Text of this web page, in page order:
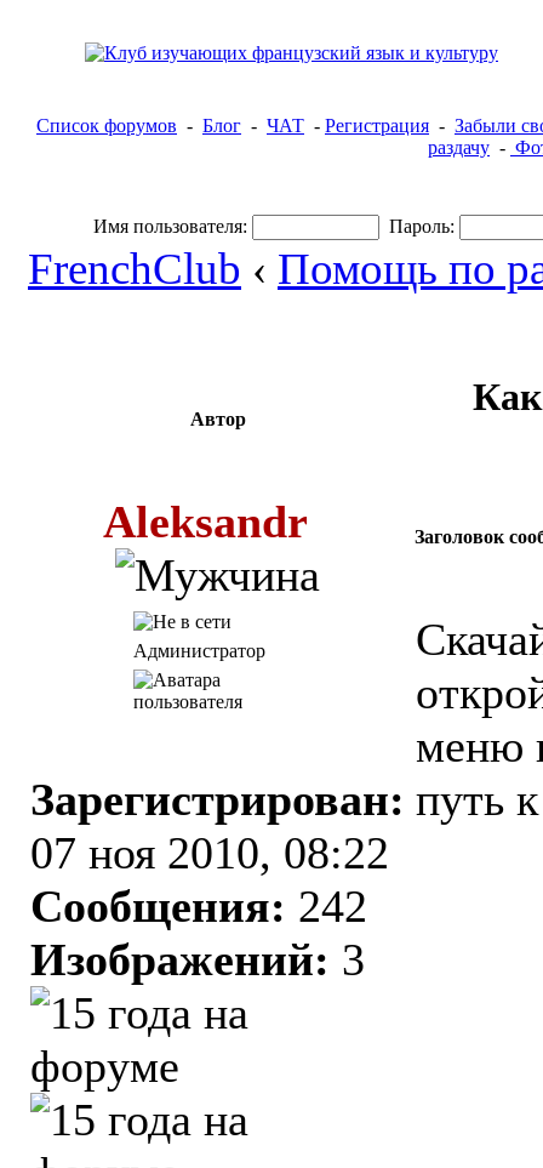
Список форумов - Блог - ЧАТ - Регистрация - Забыли
раздачу -
Имя пользователя: Пароль:
FrenchClub ‹ Помощь по
Автор
Как
Aleksandr Заголовок
Администратор
Зарегистрирован:
07 ноя 2010, 08:22
Сообщения: 242
Изображений: 3
меню
путь